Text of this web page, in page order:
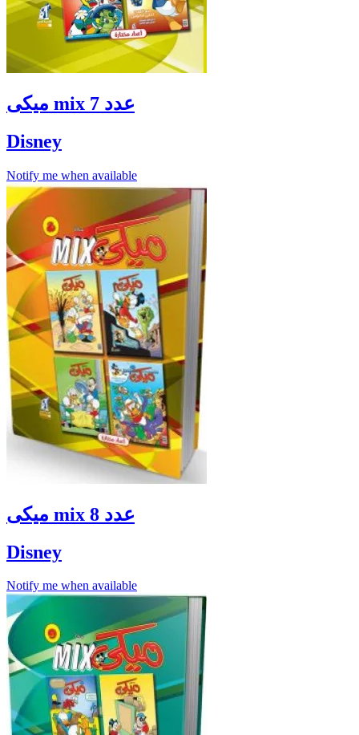
ميكى mix عدد 7
Disney
Notify me when available
ميكى mix عدد 8
Disney
Notify me when available